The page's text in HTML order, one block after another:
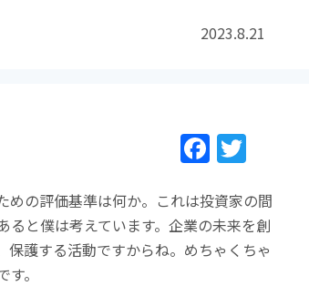
2023.8.21
F
a
c
e
b
itt
er
の評価基準は何か。これは投資家の間
と僕は考えています。企業の未来を創
護する活動ですからね。めちゃくちゃ
。